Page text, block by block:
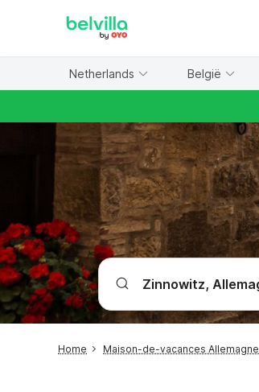
Netherlands België
Home Maison-de-vacances Allemagne